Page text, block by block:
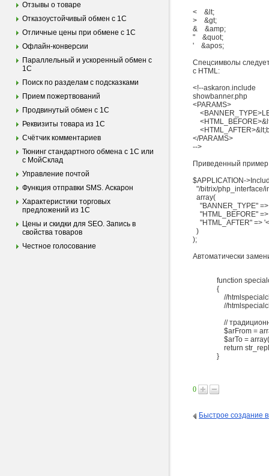
Отзывы о товаре
Отказоустойчивый обмен с 1С
Отличные цены при обмене с 1С
Офлайн-конверсии
Параллельный и ускоренный обмен с
1С
Поиск по разделам с подсказками
Прием пожертвований
Продвинутый обмен с 1С
Реквизиты товара из 1С
Счётчик комментариев
Тюнинг стандартного обмена с 1С или
с МойСклад
Управление почтой
Функция отправки SMS. Аскарон
Характеристики торговых
предложений из 1С
Цены и скидки для SEO. Запись в
свойства товаров
Честное голосование
< &lt;
> &gt;
& &amp;
" &quot;
' &apos;
Спецсимволы
с HTML:
<!--askaron.include
showbanner.php
<PARAMS>
</PARAMS>
-->
Приведенный пример
$APPLICATION-
"/bitrix/php_interface/
array(
"BANNER_TYPE" =>
"HTML_BEFORE"
"HTML_AFTER" =>
)
);
Автоматически
function
{
//
//
//
$arFrom =
$arTo =
return
}
0
Быстрое создание